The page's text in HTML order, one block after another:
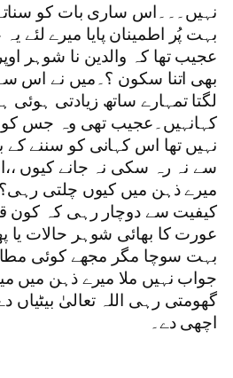
نہیں۔۔۔اس ساری بات کو
بہت پُر اطمینان پایا میرے لئے
عجیب تھا کہ والدین نا شوہر
بھی اتنا سکون ؟۔میں نے اس
لگتا تمہارے ساتھ زیادتی
کہانہیں۔عجیب تھی وہ جس
نہیں تھا اس کہانی کو سننے کے
سے نہ رہ سکی نہ جانے کیوں
میرے ذہن میں کیوں چلتی
کیفیت سے دوچار رہی کہ کون
عورت کا بھائی شوہر حالات
بہت سوچا مگر مجھے کوئی
جواب نہیں ملا میرے ذہن میں
گھومتی رہی اللہ تعالیٰ
اچھی دے۔